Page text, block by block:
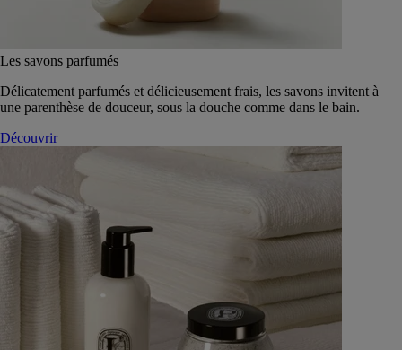
Les savons parfumés
Délicatement parfumés et délicieusement frais, les savons invitent à
une parenthèse de douceur, sous la douche comme dans le bain.
Découvrir